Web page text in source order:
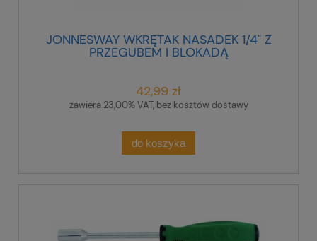
JONNESWAY WKRĘTAK NASADEK 1/4" Z
PRZEGUBEM I BLOKADĄ
42,99 zł
zawiera 23,00% VAT, bez kosztów dostawy
do koszyka